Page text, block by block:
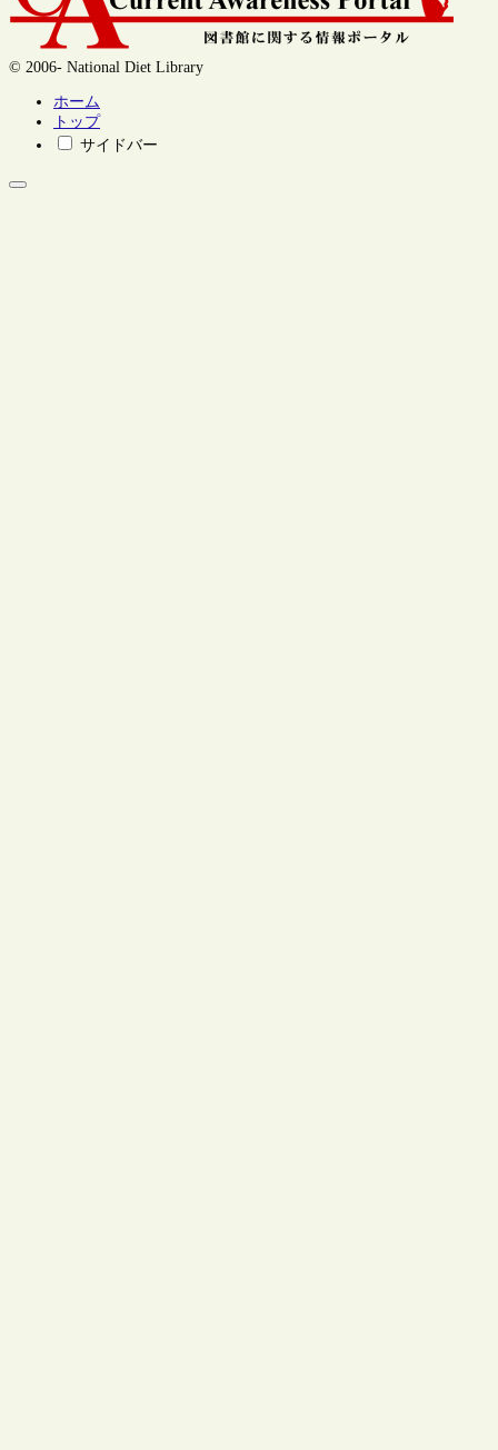
© 2006- National Diet Library
ホーム
トップ
サイドバー